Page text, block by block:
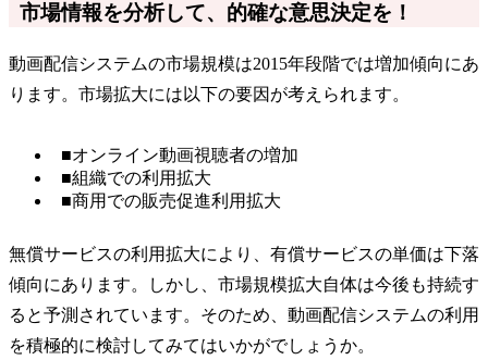
市場情報を分析して、的確な意思決定を！
動画配信システムの市場規模は2015年段階では増加傾向にあ
ります。市場拡大には以下の要因が考えられます。
■オンライン動画視聴者の増加
■組織での利用拡大
■商用での販売促進利用拡大
無償サービスの利用拡大により、有償サービスの単価は下落
傾向にあります。しかし、市場規模拡大自体は今後も持続す
ると予測されています。そのため、動画配信システムの利用
を積極的に検討してみてはいかがでしょうか。